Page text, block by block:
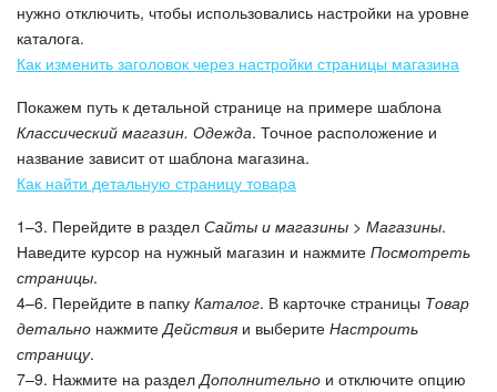
нужно отключить, чтобы использовались настройки на уровне
каталога.
Как изменить заголовок через настройки страницы магазина
Покажем путь к детальной странице на примере шаблона
Классический магазин. Одежда. Точное расположение и
название зависит от шаблона магазина.
Как найти детальную страницу товара
1–3. Перейдите в раздел Сайты и магазины > Магазины.
Наведите курсор на нужный магазин и нажмите Посмотреть
страницы.
4–6. Перейдите в папку Каталог. В карточке страницы Товар
детально нажмитеДействия и выберите Настроить
страницу.
7–9. Нажмите на разделДополнительно и отключите опцию